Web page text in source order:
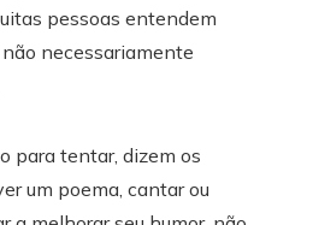
pessoas entendem
necessariamente
para tentar, dizem os
um poema, cantar ou